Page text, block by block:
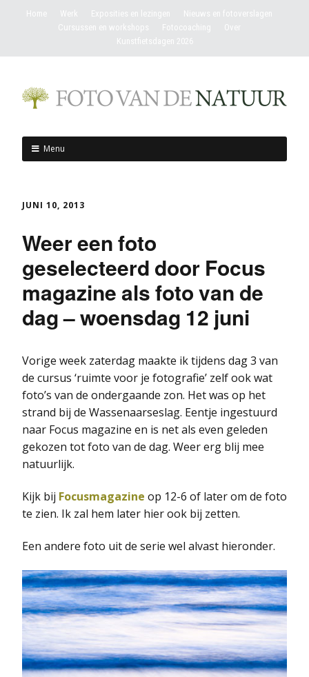
Home Werk Exposities en lezingen
Nieuws en fotoverslagen
Cursussen en workshops
Fotocoaching
Over
Kunstfietsdagen 2026
Menu
JUNI 10, 2013
Weer een foto
geselecteerd door Focus
magazine als foto van de
dag – woensdag 12 juni
Vorige week zaterdag maakte ik tijdens dag 3 van
de cursus ‘ruimte voor je fotografie’ zelf ook wat
foto’s van de ondergaande zon. Het was op het
strand bij de Wassenaarseslag. Eentje ingestuurd
naar Focus magazine en is net als even geleden
gekozen tot foto van de dag. Weer erg blij mee
natuurlijk.
Kijk bij Focusmagazine op 12-6 of later om de foto
te zien. Ik zal hem later hier ook bij zetten.
Een andere foto uit de serie wel alvast hieronder.